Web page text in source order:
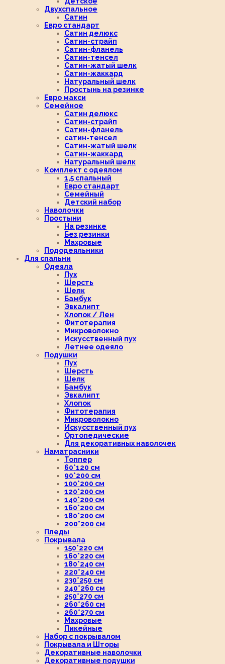
Двухспальное
Сатин
Евро стандарт
Сатин делюкс
Сатин-страйп
Сатин-фланель
Сатин-тенсел
Сатин-жатый шелк
Сатин-жаккард
Натуральный шелк
Простынь на резинке
Евро макси
Семейное
Сатин делюкс
Сатин-страйп
Сатин-фланель
сатин-тенсел
Сатин-жатый шелк
Сатин-жаккард
Натуральный шелк
Комплект с одеялом
1,5 спальный
Евро стандарт
Семейный
Детский набор
Наволочки
Простыни
На резинке
Без резинки
Махровые
Пододеяльники
Для спальни
Одеяла
Пух
Шерсть
Шелк
Бамбук
Эвкалипт
Хлопок / Лен
Фитотерапия
Микроволокно
Искусственный пух
Летнее одеяло
Подушки
Пух
Шерсть
Шелк
Бамбук
Эвкалипт
Хлопок
Фитотерапия
Микроволокно
Искусственный пух
Ортопедические
Для декоративных наволочек
Наматрасники
Топпер
60*120 см
90*200 см
100*200 см
120*200 см
140*200 см
160*200 см
180*200 см
200*200 см
Пледы
Покрывала
150*220 см
160*220 см
180*240 см
220*240 см
230*250 см
240*260 см
250*270 см
260*260 см
260*270 см
Махровые
Пикейные
Набор с покрывалом
Покрывала и Шторы
Декоративные наволочки
Декоративные подушки